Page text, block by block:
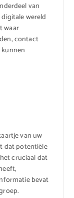
van
wereld
waar
contact
van uw
dat potentiële
cruciaal dat
bevat